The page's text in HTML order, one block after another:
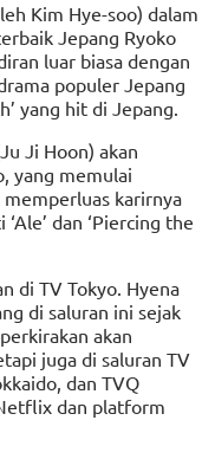
Kim Hye-soo) dalam
Jepang Ryoko
luar biasa dengan
populer Jepang
yang hit di Jepang.
Ji Hoon) akan
yang memulai
karirnya
dan ‘Piercing the
di TV Tokyo. Hyena
di saluran ini sejak
akan
juga di saluran TV
dan TVQ
dan platform